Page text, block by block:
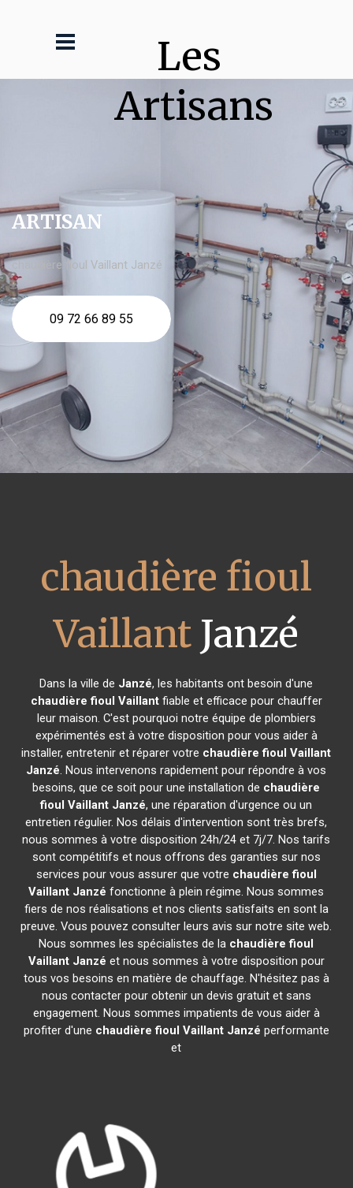
Les
Artisans
ARTISAN
chaudière fioul Vaillant Janzé
09 72 66 89 55
chaudière fioul
Vaillant Janzé
Dans la ville de Janzé, les habitants ont besoin d'une
chaudière fioul Vaillantfiable et efficace pour chauffer
leur maison. C'est pourquoi notre équipe de plombiers
expérimentés est à votre disposition pour vous aider à
installer, entretenir et réparer votre chaudière fioul Vaillant
Janzé. Nous intervenons rapidement pour répondre à vos
besoins, que ce soit pour une installation de chaudière
fioul Vaillant Janzé, une réparation d'urgence ou un
entretien régulier. Nos délais d'intervention sont très brefs,
nous sommes à votre disposition 24h/24 et 7j/7. Nos tarifs
sont compétitifs et nous offrons des garanties sur nos
services pour vous assurer que votre chaudière fioul
Vaillant Janzé fonctionne à plein régime. Nous sommes
fiers de nos réalisations et nos clients satisfaits en sont la
preuve. Vous pouvez consulter leurs avis sur notre site web.
Nous sommes les spécialistes de la chaudière fioul
Vaillant Janzé et nous sommes à votre disposition pour
tous vos besoins en matière de chauffage. N'hésitez pas à
nous contacter pour obtenir un devis gratuit et sans
engagement. Nous sommes impatients de vous aider à
profiter d'une chaudière fioul Vaillant Janzé performante
et